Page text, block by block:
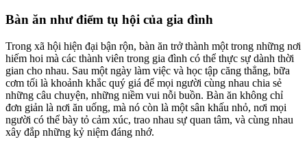
Bàn ăn như điểm tụ hội của gia đình
Trong xã hội hiện đại bận rộn, bàn ăn trở thành một trong những nơi
hiếm hoi mà các thành viên trong gia đình có thể thực sự dành thời
gian cho nhau. Sau một ngày làm việc và học tập căng thẳng, bữa
cơm tối là khoảnh khắc quý giá để mọi người cùng nhau chia sẻ
những câu chuyện, những niềm vui nỗi buồn. Bàn ăn không chỉ
đơn giản là nơi ăn uống, mà nó còn là một sân khấu nhỏ, nơi mọi
người có thể bày tỏ cảm xúc, trao nhau sự quan tâm, và cùng nhau
xây đắp những kỷ niệm đáng nhớ.